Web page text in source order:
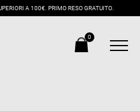
A 100€. PRIMO RESO GRATUITO.
0